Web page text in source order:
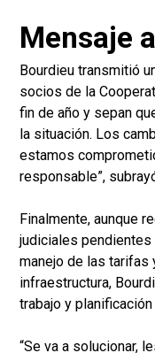
Mensaje
Bourdieu transmitió
socios de la
fin de año y sepan
la situación. Los
estamos
responsable”,
Finalmente, aunque
judiciales
manejo de las tarifas
infraestructura,
trabajo y
“Se va a solucionar,